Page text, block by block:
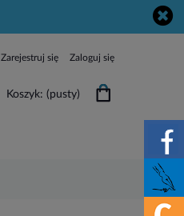
Zarejestruj się Zaloguj się
Koszyk: (pusty)